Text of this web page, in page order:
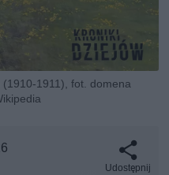
1911), fot. domena
Udostępnij